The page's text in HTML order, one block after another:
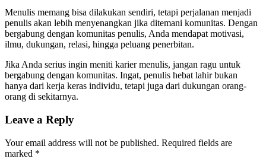
Menulis memang bisa dilakukan sendiri, tetapi perjalanan menjadi
penulis akan lebih menyenangkan jika ditemani komunitas. Dengan
bergabung dengan komunitas penulis, Anda mendapat motivasi,
ilmu, dukungan, relasi, hingga peluang penerbitan.
Jika Anda serius ingin meniti karier menulis, jangan ragu untuk
bergabung dengan komunitas. Ingat, penulis hebat lahir bukan
hanya dari kerja keras individu, tetapi juga dari dukungan orang-
orang di sekitarnya.
Leave a Reply
Your email address will not be published. Required fields are
marked *